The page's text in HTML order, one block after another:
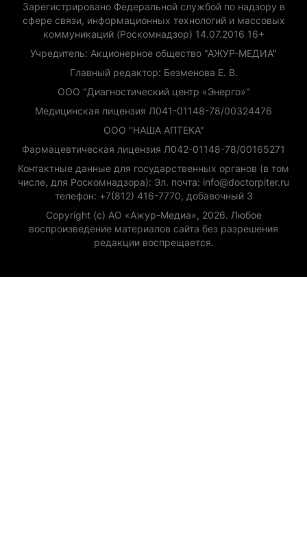
Зарегистрировано Федеральной службой по надзору в
сфере связи, информационных технологий и массовых
коммуникаций (Роскомнадзор) 14.07.2016 16+
Учредитель: Акционерное общество "АЖУР-МЕДИА"
Главный редактор: Безменова Е. В.
ООО "Диагностический центр «Энерго»"
Медицинская лицензия Л041-01148-78/00324476
ООО "НАША АПТЕКА"
Фармацевтическая лицензия Л042-01148-78/00165271
Контактные данные для государственных органов (в том
числе, для Роскомнадзора): Эл. почта: info@doctorpiter.ru
телефон: +7(812) 416-7770, добавочный 3
Copyright (с) АО «Ажур-Медиа», 2026. Любое
воспроизведение материалов сайта без разрешения
редакции воспрещается.